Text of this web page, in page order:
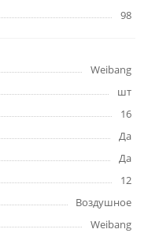
98
Weibang
шт
16
Да
Да
12
Воздушное
Weibang